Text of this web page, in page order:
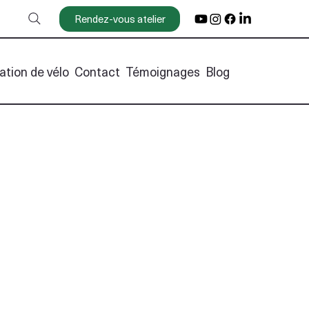
Rendez-vous atelier
de vélo Contact Témoignages Blog